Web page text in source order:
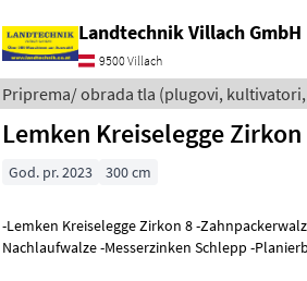
Landtechnik Villach GmbH
9500 Villach
Priprema/ obrada tla (plugovi,
Lemken
Lemken Kreiselegge
God. pr. 2023 300 cm
-Lemken Kreiselegge Zirkon 8 -
Nachlaufwalze -Messerzinken Schlepp -